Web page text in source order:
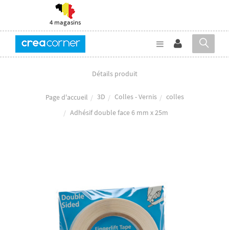
4 magasins
Détails produit
Page d'accueil 3D Colles - Vernis
colles
Adhésif double face 6 mm x 25m